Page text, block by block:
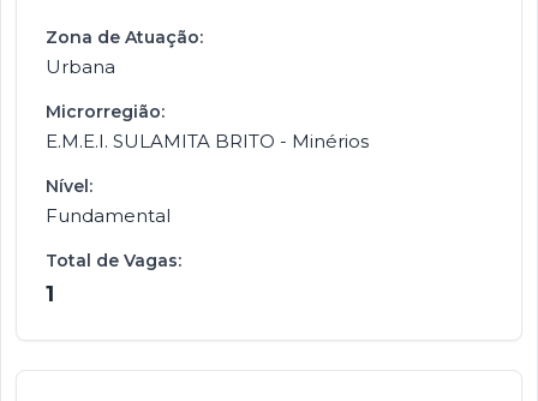
Zona de Atuação:
Urbana
Microrregião:
E.M.E.I. SULAMITA BRITO - Minérios
Nível:
Fundamental
Total de Vagas:
1